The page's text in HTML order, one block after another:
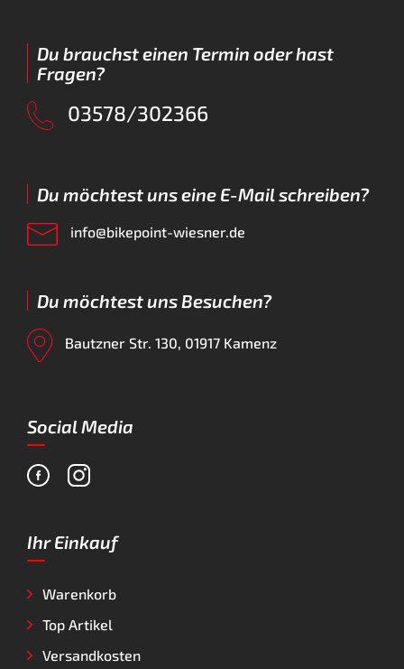
Du brauchst einen Termin oder hast
Fragen?
03578/302366
Du möchtest uns eine E-Mail schreiben?
info@bikepoint-wiesner.de
Du möchtest uns Besuchen?
Bautzner Str. 130, 01917 Kamenz
Social Media
Ihr Einkauf
Warenkorb
Top Artikel
Versandkosten